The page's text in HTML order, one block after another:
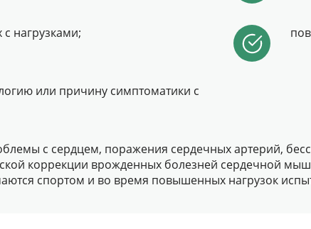
нагрузками;
или причину симптоматики с
с сердцем, поражения сердечных артерий,
коррекции врожденных болезней сердечной
спортом и во время повышенных нагрузок